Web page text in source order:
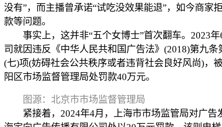
没有”，而主播曾承诺“试吃没效果能退”，如今商家
款等问题。
事实上，这并非“五个女博士”首次翻车。2023年
司就因违反《中华人民共和国广告法》(2018)第九条
(七)项(妨碍社会公共秩序或者违背社会良好风尚)，
阳区市场监督管理局处罚款40万元。
图源：北京市市场监督管理局
紧接着，2024年4月，上海市市场监管局对广告